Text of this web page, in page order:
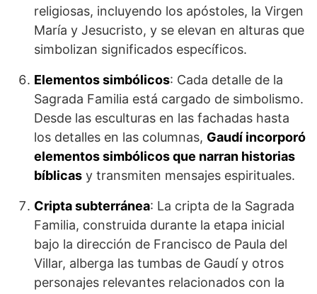
religiosas, incluyendo los apóstoles, la Virgen
María y Jesucristo, y se elevan en alturas que
simbolizan significados específicos.
Elementos simbólicos: Cada detalle de la
Sagrada Familia está cargado de simbolismo.
Desde las esculturas en las fachadas hasta
los detalles en las columnas, Gaudí incorporó
elementos simbólicos que narran historias
bíblicas y transmiten mensajes espirituales.
Cripta subterránea: La cripta de la Sagrada
Familia, construida durante la etapa inicial
bajo la dirección de Francisco de Paula del
Villar, alberga las tumbas de Gaudí y otros
personajes relevantes relacionados con la